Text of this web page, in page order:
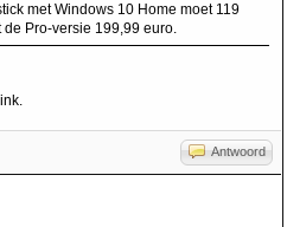
met Windows 10 Home moet 119
Pro-versie 199,99 euro.
link.
Antwoord